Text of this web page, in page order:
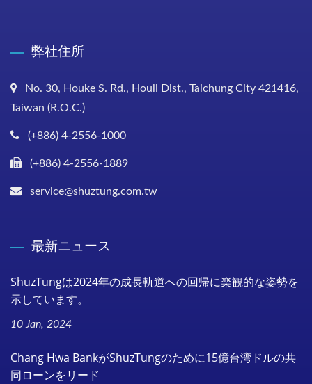
弊社住所
No. 30, Houke S. Rd., Houli Dist., Taichung City 421416,
Taiwan (R.O.C.)
(+886) 4-2556-1000
(+886) 4-2556-1889
service@shuztung.com.tw
最新ニュース
ShuzTungは2024年の成長軌道への回帰に楽観的な姿勢を
示しています。
10 Jan, 2024
Chang Hwa BankがShuzTungのために15億台湾ドルの共
同ローンをリード